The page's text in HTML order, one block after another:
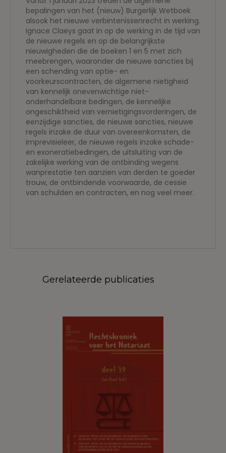
bepalingen van het (nieuw) Burgerlijk Wetboek
alsook het nieuwe verbintenissenrecht in werking.
Ignace Claeys gaat in op de werking in de tijd van
de nieuwe regels en op de belangrijkste
nieuwigheden die de boeken 1 en 5 met zich
meebrengen, waaronder de nieuwe sancties bij
een schending van optie- en
voorkeurscontracten, de algemene nietigheid
van kennelijk onevenwichtige niet-
onderhandelbare bedingen, de kennelijke
ongeschiktheid van vernietigingsvorderingen, de
eenzijdige sancties, de nieuwe sancties, nieuwe
regels inzake de duur van overeenkomsten, de
imprevisieleer, de nieuwe regels inzake schade-
en exoneratiebedingen, de uitsluiting van de
zakelijke werking van de ontbinding wegens
wanprestatie ten aanzien van derden te goeder
trouw, de ontbindende voorwaarde, de cessie
van schulden en contracten, en nog veel meer.
Gerelateerde publicaties